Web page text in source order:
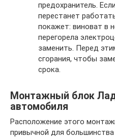
предохранитель.
перестанет
покажет: виноват в
перегорела
заменить. Перед
сгорания, чтобы
срока.
Монтажный блок
автомобиля
Расположение этого
привычной для